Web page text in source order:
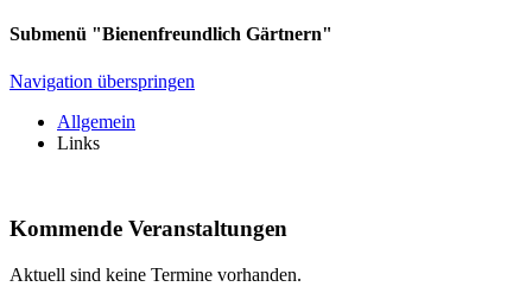
Submenü "Bienenfreundlich Gärtnern"
Navigation überspringen
Allgemein
Links
Kommende Veranstaltungen
Aktuell sind keine Termine vorhanden.